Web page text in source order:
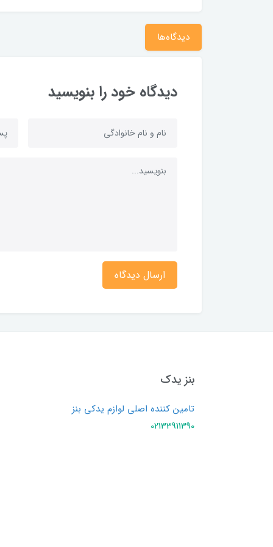
دیدگاه‌ها
دیدگاه خود را بنویسید
ارسال دیدگاه
بنز یدک
تامین کننده اصلی لوازم یدکی بنز
02133911390